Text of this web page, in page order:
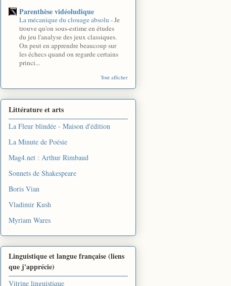
Parenthèse vidéoludique
La mécanique du clouage absolu -Je
trouve qu'on sous-estime en études
du jeu l'analyse des jeux classiques.
On peut en apprendre beaucoup sur
les échecs quand on regarde certains
princi...
Tout afficher
Littérature et arts
La Fleur blindée - Maison d'édition
La Minute de Poésie
Mag4.net : Arthur Rimbaud
Sonnets de Shakespeare
Boris Vian
Vladimir Kush
Myriam Wares
Linguistique et langue française (liens
que j'apprécie)
Vitrine linguistique